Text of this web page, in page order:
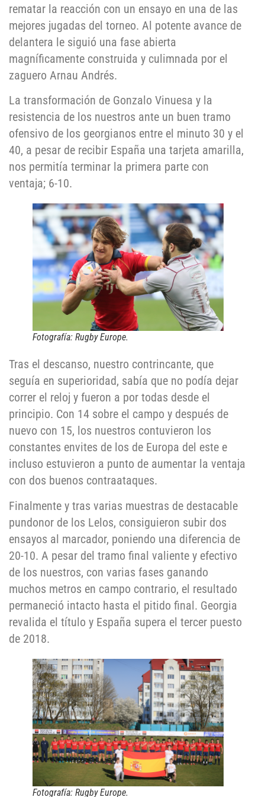
rematar la reacción con un ensayo en una de las
mejores jugadas del torneo. Al potente avance de
delantera le siguió una fase abierta
magníficamente construida y culimnada por el
zaguero Arnau Andrés.
La transformación de Gonzalo Vinuesa y la
resistencia de los nuestros ante un buen tramo
ofensivo de los georgianos entre el minuto 30 y el
40, a pesar de recibir España una tarjeta amarilla,
nos permitía terminar la primera parte con
ventaja; 6-10.
Fotografía: Rugby Europe.
Tras el descanso, nuestro contrincante, que
seguía en superioridad, sabía que no podía dejar
correr el reloj y fueron a por todas desde el
principio. Con 14 sobre el campo y después de
nuevo con 15, los nuestros contuvieron los
constantes envites de los de Europa del este e
incluso estuvieron a punto de aumentar la ventaja
con dos buenos contraataques.
Finalmente y tras varias muestras de destacable
pundonor de los Lelos, consiguieron subir dos
ensayos al marcador, poniendo una diferencia de
20-10. A pesar del tramo final valiente y efectivo
de los nuestros, con varias fases ganando
muchos metros en campo contrario, el resultado
permaneció intacto hasta el pitido final. Georgia
revalida el título y España supera el tercer puesto
de 2018.
Fotografía: Rugby Europe.